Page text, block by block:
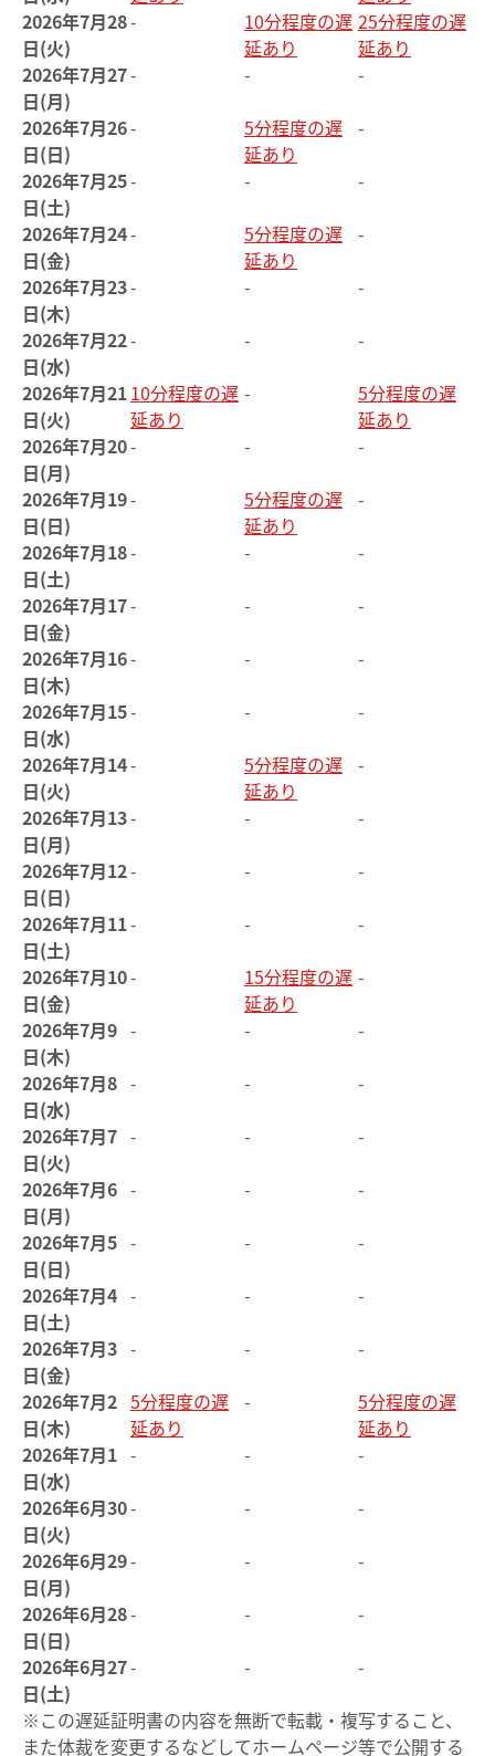
2026年7月28
日(火)
-
10分程度の遅
延あり
25分程度の遅
延あり
2026年7月27
日(月)
- -
-
2026年7月26
日(日)
-
5分程度の遅
延あり
-
2026年7月25
日(土)
- -
-
2026年7月24
日(金)
-
5分程度の遅
延あり
-
2026年7月23
日(木)
- -
-
2026年7月22
日(水)
- -
-
2026年7月21
日(火)
10分程度の遅
延あり
-
5分程度の遅
延あり
2026年7月20
日(月)
- -
-
2026年7月19
日(日)
-
5分程度の遅
延あり
-
2026年7月18
日(土)
- -
-
2026年7月17
日(金)
- -
-
2026年7月16
日(木)
- -
-
2026年7月15
日(水)
- -
-
2026年7月14
日(火)
-
5分程度の遅
延あり
-
2026年7月13
日(月)
- -
-
2026年7月12
日(日)
- -
-
2026年7月11
日(土)
- -
-
2026年7月10
日(金)
-
15分程度の遅
延あり
-
2026年7月9
日(木)
- -
-
2026年7月8
日(水)
- -
-
2026年7月7
日(火)
- -
-
2026年7月6
日(月)
- -
-
2026年7月5
日(日)
- -
-
2026年7月4
日(土)
- -
-
2026年7月3
日(金)
- -
-
2026年7月2
日(木)
5分程度の遅
延あり
-
5分程度の遅
延あり
2026年7月1
日(水)
- -
-
2026年6月30
日(火)
- -
-
2026年6月29
日(月)
- -
-
2026年6月28
日(日)
- -
-
2026年6月27
日(土)
- -
-
※この遅延証明書の内容を無断で転載・複写すること、
また体裁を変更するなどしてホームページ等で公開する